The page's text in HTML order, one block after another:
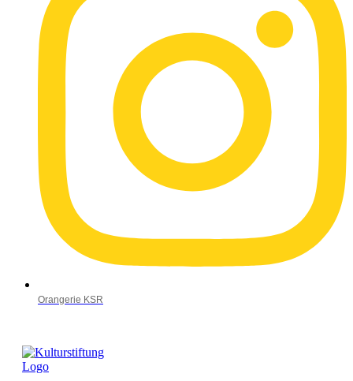
Orangerie KSR